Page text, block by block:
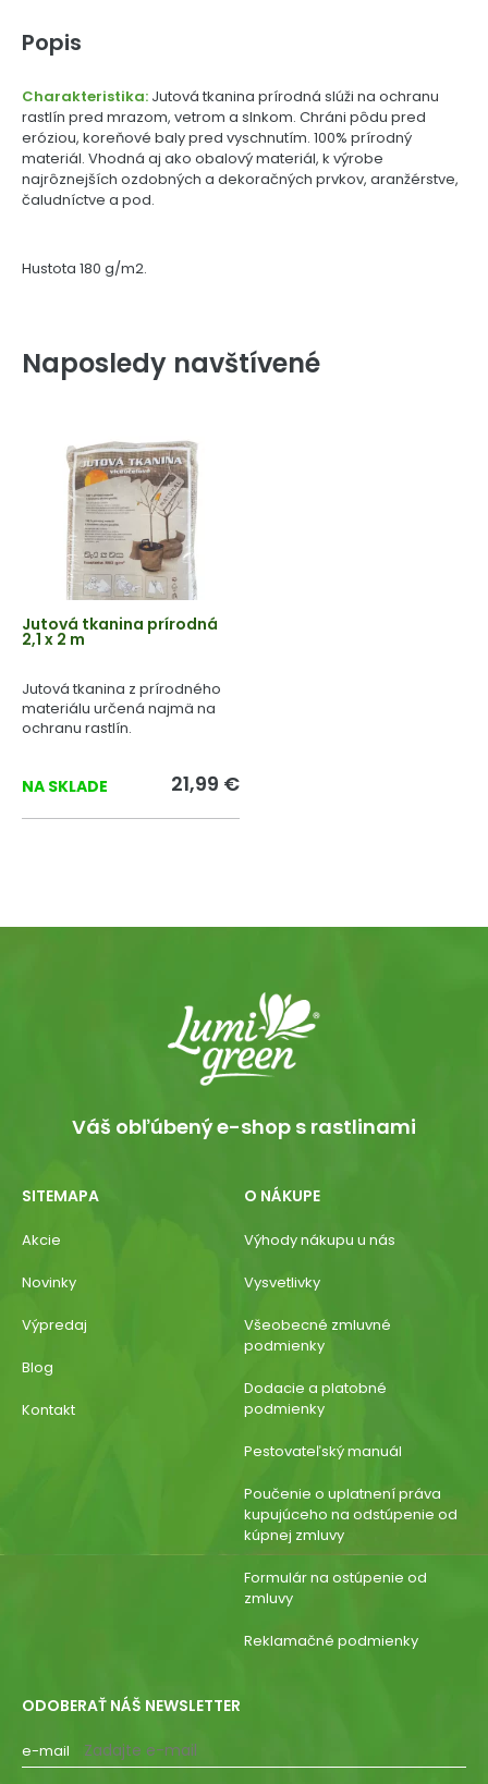
Popis
Charakteristika: Jutová tkanina prírodná slúži na ochranu
rastlín pred mrazom, vetrom a slnkom. Chráni pôdu pred
eróziou, koreňové baly pred vyschnutím. 100% prírodný
materiál. Vhodná aj ako obalový materiál, k výrobe
najrôznejších ozdobných a dekoračných prvkov, aranžérstve,
čaludníctve a pod.
Hustota 180 g/m2.
Naposledy navštívené
Jutová tkanina prírodná
2,1 x 2 m
Jutová tkanina z prírodného
materiálu určená najmä na
ochranu rastlín.
NA SKLADE 21,99 €
Váš obľúbený e-shop s rastlinami
SITEMAPA
Akcie
Novinky
Výpredaj
Blog
Kontakt
O NÁKUPE
Výhody nákupu u nás
Vysvetlivky
Všeobecné zmluvné
podmienky
Dodacie a platobné
podmienky
Pestovateľský manuál
Poučenie o uplatnení práva
kupujúceho na odstúpenie od
kúpnej zmluvy
Formulár na ostúpenie od
zmluvy
Reklamačné podmienky
ODOBERAŤ NÁŠ NEWSLETTER
e-mail